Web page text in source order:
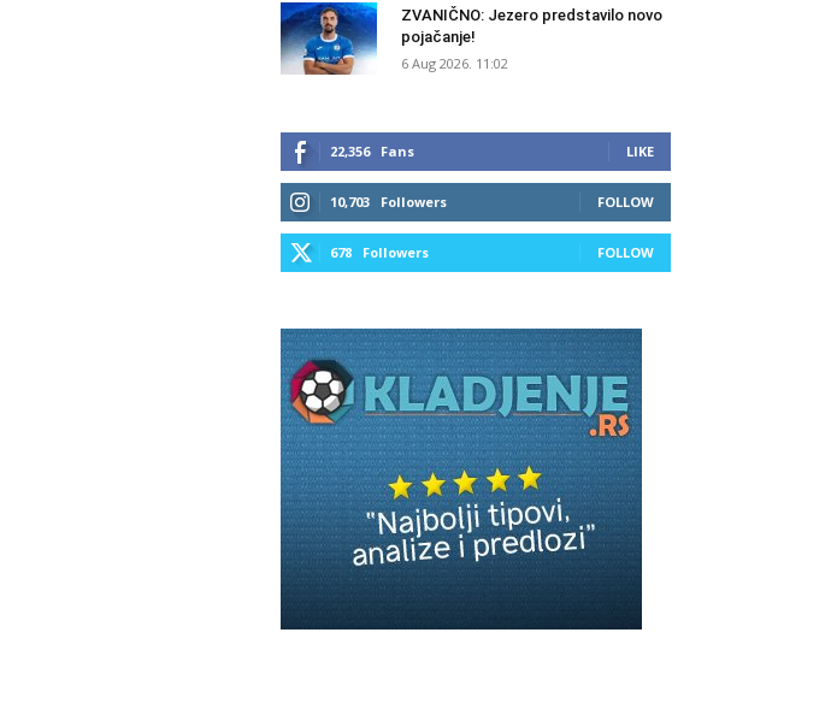
ZVANIČNO: Jezero predstavilo novo
pojačanje!
6 Aug 2026. 11:02
22,356 Fans LIKE
10,703 Followers FOLLOW
678 Followers FOLLOW